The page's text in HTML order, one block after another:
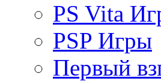
PS Vita
PSP Игры
Первый